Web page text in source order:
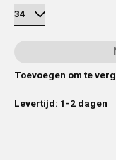
Toevoegen om te
Levertijd: 1-2 dagen